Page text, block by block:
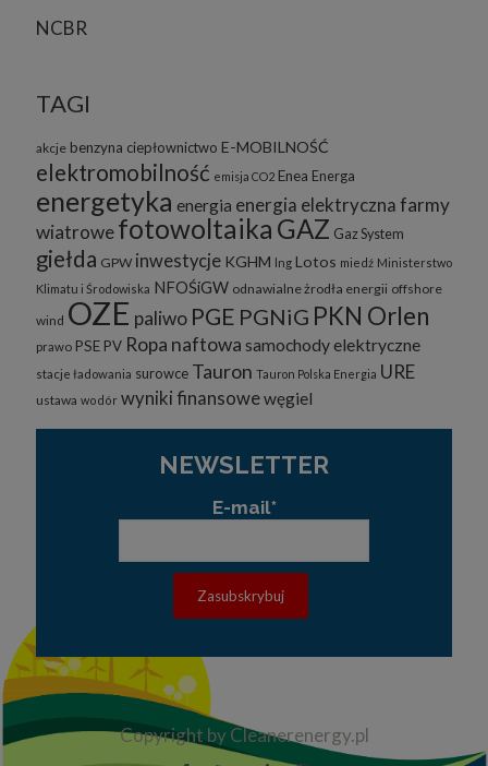
NCBR
TAGI
akcje benzyna ciepłownictwo E-MOBILNOŚĆ
elektromobilność emisja CO2 Enea Energa
energetyka energia energia elektrycznafarmy
wiatrowefotowoltaika GAZ Gaz System
giełda GPW inwestycje KGHM lng Lotos miedź Ministerstwo
Klimatu i Środowiska NFOŚiGW odnawialne żrodła energii offshore
wind OZE paliwo PGE PGNiG PKN Orlen
prawo PSE PV Ropa naftowa samochody elektryczne
stacje ładowania surowce Tauron Tauron Polska Energia URE
ustawa wodór wyniki finansowewęgiel
NEWSLETTER
E-mail*
Copyright by Cleanerenergy.pl